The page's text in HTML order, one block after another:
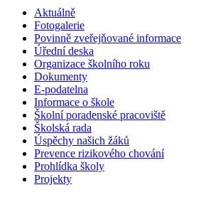
Aktuálně
Fotogalerie
Povinně zveřejňované informace
Úřední deska
Organizace školního roku
Dokumenty
E-podatelna
Informace o škole
Školní poradenské pracoviště
Školská rada
Úspěchy našich žáků
Prevence rizikového chování
Prohlídka školy
Projekty